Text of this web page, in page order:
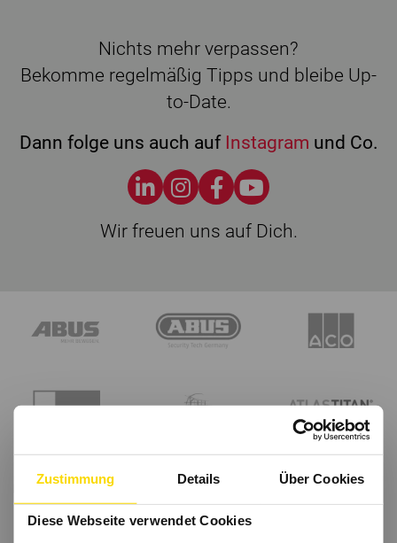
Zustimmung Details Über Cookies
Diese Webseite verwendet Cookies
Nichts mehr verpassen?
Bekomme regelmäßig Tipps und bleibe Up-
to-Date.
Dann folge uns auch auf Instagram und Co.
Wir freuen uns auf Dich.